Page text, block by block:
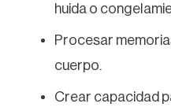
huida o
Procesar
cuerpo.
Crear capacidad